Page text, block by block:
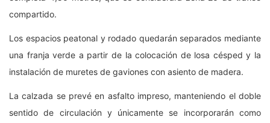
compartido.
Los espacios peatonal y rodado quedarán separados mediante
una franja verde a partir de la colocación de losa césped y la
instalación de muretes de gaviones con asiento de madera.
La calzada se prevé en asfalto impreso, manteniendo el doble
sentido de circulación y únicamente se incorporarán como